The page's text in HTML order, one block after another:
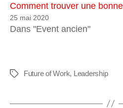
Comment trouver une
25 mai 2020
Dans "Event ancien"
ÉtiquettesFuture of Work, Leadership